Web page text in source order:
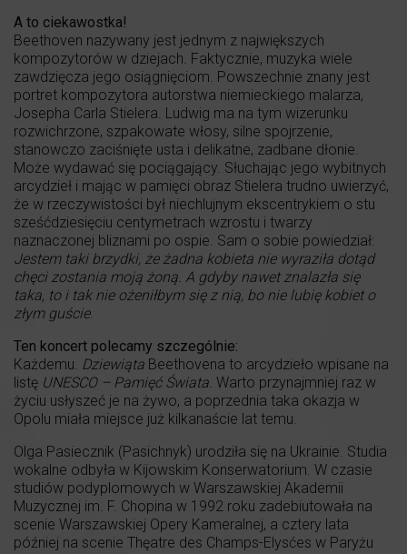
A to ciekawostka!
Beethoven nazywany jest jednym z największych
kompozytorów w dziejach. Faktycznie, muzyka wiele
zawdzięcza jego osiągnięciom. Powszechnie znany jest
portret kompozytora autorstwa niemieckiego malarza,
Josepha Carla Stielera. Ludwig ma na tym wizerunku
rozwichrzone, szpakowate włosy, silne spojrzenie,
stanowczo zaciśnięte usta i delikatne, zadbane dłonie.
Może wydawać się pociągający. Słuchając jego wybitnych
arcydzieł i mając w pamięci obraz Stielera trudno uwierzyć,
że w rzeczywistości był niechlujnym ekscentrykiem o stu
sześćdziesięciu centymetrach wzrostu i twarzy
naznaczonej bliznami po ospie. Sam o sobie powiedział:
Jestem taki brzydki, że żadna kobieta nie wyraziła dotąd
chęci zostania moją żoną. A gdyby nawet znalazła się
taka, to i tak nie ożeniłbym się z nią, bo nie lubię kobiet o
złym guście.
Ten koncert polecamy szczególnie:
Każdemu. Dziewiąta Beethovena to arcydzieło wpisane na
listę UNESCO – Pamięć Świata. Warto przynajmniej raz w
życiu usłyszeć je na żywo, a poprzednia taka okazja w
Opolu miała miejsce już kilkanaście lat temu.
Olga Pasiecznik (Pasichnyk) urodziła się na Ukrainie. Studia
wokalne odbyła w Kijowskim Konserwatorium. W czasie
studiów podyplomowych w Warszawskiej Akademii
Muzycznej im. F. Chopina w 1992 roku zadebiutowała na
scenie Warszawskiej Opery Kameralnej, a cztery lata
później na scenie Thęatre des Champs-Elysćes w Paryżu